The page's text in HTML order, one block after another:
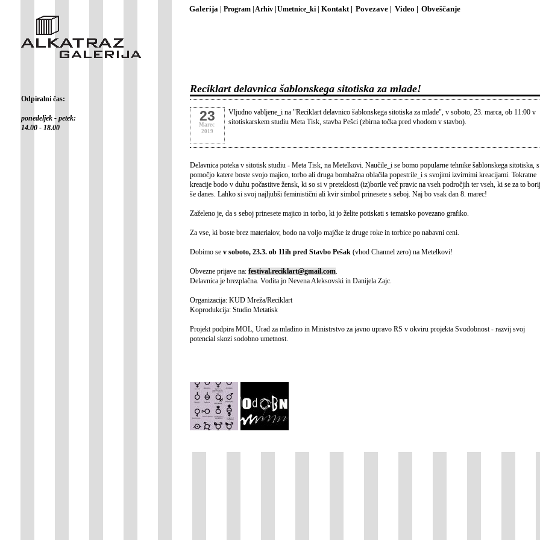
Galerija | Program |Arhiv |Umetnice_ki | Kontakt | Povezave | Video | Obveščanje
Odpiralni čas:
ponedeljek - petek:
14.00 - 18.00
Reciklart delavnica šablonskega sitotiska za mlade!
23
Marec
2019
Vljudno vabljene_i na "Reciklart delavnico šablonskega sitotiska za mlade", v soboto, 23. marca, ob 11:00 v
sitotiskarskem studiu Meta Tisk, stavba Pešci (zbirna točka pred vhodom v stavbo).
Delavnica poteka v sitotisk studiu - Meta Tisk, na Metelkovi. Naučile_i se bomo popularne tehnike šablonskega sitotiska, s
pomočjo katere boste svojo majico, torbo ali druga bombažna oblačila popestrile_i s svojimi izvirnimi kreacijami. Tokratne
kreacije bodo v duhu počastitve žensk, ki so si v preteklosti (iz)borile več pravic na vseh področjih ter vseh, ki se za to
še danes. Lahko si svoj najljubši feministični ali kvir simbol prinesete s seboj. Naj bo vsak dan 8. marec!
Zaželeno je, da s seboj prinesete majico in torbo, ki jo želite potiskati s tematsko povezano grafiko.
Za vse, ki boste brez materialov, bodo na voljo majčke iz druge roke in torbice po nabavni ceni.
Dobimo se v soboto, 23.3. ob 11ih pred Stavbo Pešak (vhod Channel zero) na Metelkovi!
Obvezne prijave na: festival.reciklart@gmail.com
Delavnica je brezplačna. Vodita jo Nevena Aleksovski in Danijela Zajc.
Organizacija: KUD Mreža/Reciklart
Koprodukcija: Studio Metatisk
Projekt podpira MOL, Urad za mladino in Ministrstvo za javno upravo RS v okviru projekta Svodobnost - razvij svoj
potencial skozi sodobno umetnost.